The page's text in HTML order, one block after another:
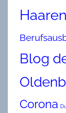
Blog
Corona